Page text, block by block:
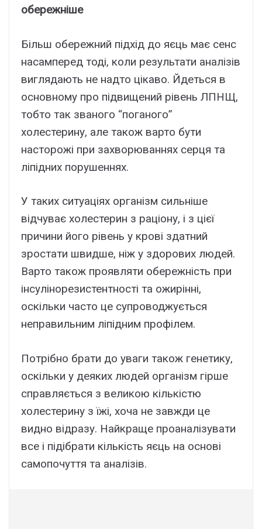
обережніше
Більш обережний підхід до яєць має сенс
насамперед тоді, коли результати аналізів
виглядають не надто цікаво. Йдеться в
основному про підвищений рівень ЛПНЩ,
тобто так званого “поганого”
холестерину, але також варто бути
насторожі при захворюваннях серця та
ліпідних порушеннях.
У таких ситуаціях організм сильніше
відчуває холестерин з раціону, і з цієї
причини його рівень у крові здатний
зростати швидше, ніж у здорових людей.
Варто також проявляти обережність при
інсулінорезистентності та ожирінні,
оскільки часто це супроводжується
неправильним ліпідним профілем.
Потрібно брати до уваги також генетику,
оскільки у деяких людей організм гірше
справляється з великою кількістю
холестерину з їжі, хоча не завжди це
видно відразу. Найкраще проаналізувати
все і підібрати кількість яєць на основі
самопочуття та аналізів.